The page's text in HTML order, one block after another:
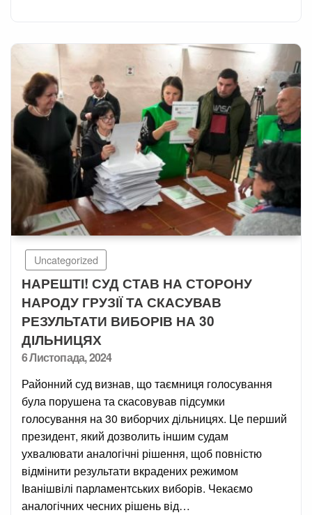
Uncategorized
НАРЕШТІ! СУД СТАВ НА СТОРОНУ
НАРОДУ ГРУЗІЇ ТА СКАСУВАВ
РЕЗУЛЬТАТИ ВИБОРІВ НА 30
ДІЛЬНИЦЯХ
Posted
6 Листопада, 2024
Районний суд визнав, що таємниця голосування
була порушена та скасовував підсумки
голосування на 30 виборчих дільницях. Це перший
президент, який дозволить іншим судам
ухвалювати аналогічні рішення, щоб повністю
відмінити результати вкрадених режимом
Іванішвілі парламентських виборів. Чекаємо
аналогічних чесних рішень від…